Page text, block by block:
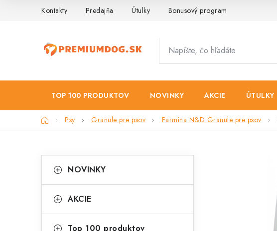
Kontakty Predajňa Útulky Bonusový program
TOP 100 PRODUKTOV NOVINKY AKCIE ÚTULKY
DomovPsy Granule pre psov Farmina N&D Granule pre psov
o
n
kategórie
a
e
NOVINKY
AKCIE
Top 100 produktov